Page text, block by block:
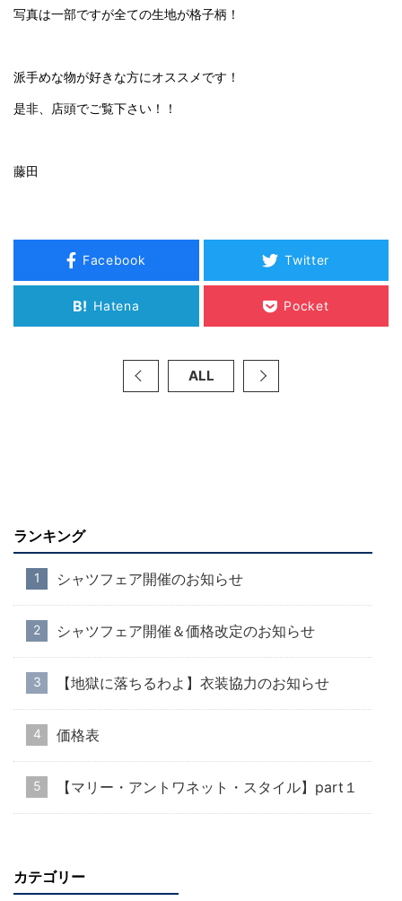
写真は一部ですが全ての生地が格子柄！
派手めな物が好きな方にオススメです！
是非、店頭でご覧下さい！！
藤田
Facebook Twitter
B! Hatena Pocket
ALL
ランキング
シャツフェア開催のお知らせ
シャツフェア開催＆価格改定のお知らせ
【地獄に落ちるわよ】衣装協力のお知らせ
価格表
【マリー・アントワネット・スタイル】part１
カテゴリー